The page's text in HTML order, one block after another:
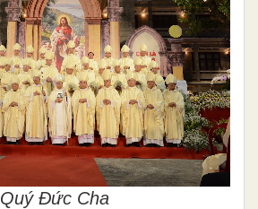
Quý Đức Cha